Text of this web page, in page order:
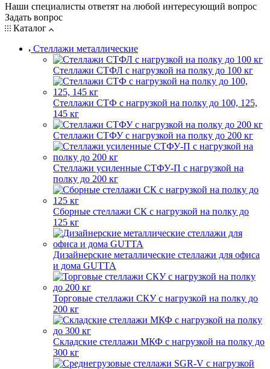
Наши специалисты ответят на любой интересующий вопрос
Задать вопрос
Каталог
Стеллажи металлические
Стеллажи СТФЛ с нагрузкой на полку до 100 кг
Стеллажи СТФ с нагрузкой на полку до 100, 125,
145 кг
Стеллажи СТФУ с нагрузкой на полку до 200 кг
Стеллажи усиленные СТФУ-П с нагрузкой на
полку до 200 кг
Сборные стеллажи СК с нагрузкой на полку до
125 кг
Дизайнерские металлические стеллажи для офиса
и дома GUTTA
Торговые стеллажи СКУ с нагрузкой на полку до
200 кг
Складские стеллажи МКФ с нагрузкой на полку до
300 кг